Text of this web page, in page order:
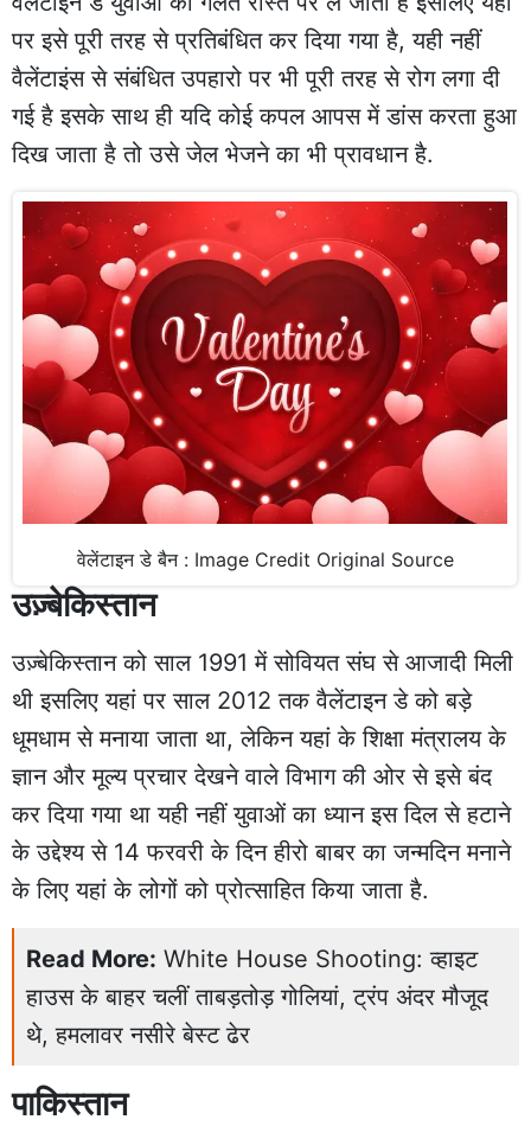
पर इसे पूरी तरह से प्रतिबंधित कर दिया गया है, यही नहीं
वैलेंटाइंस से संबंधित उपहारो पर भी पूरी तरह से रोग लगा दी
गई है इसके साथ ही यदि कोई कपल आपस में डांस करता हुआ
दिख जाता है तो उसे जेल भेजने का भी प्रावधान है.
वेलेंटाइन डे बैन : Image Credit Original Source
उज़्बेकिस्तान
उज़्बेकिस्तान को साल 1991 में सोवियत संघ से आजादी मिली
थी इसलिए यहां पर साल 2012 तक वैलेंटाइन डे को बड़े
धूमधाम से मनाया जाता था, लेकिन यहां के शिक्षा मंत्रालय के
ज्ञान और मूल्य प्रचार देखने वाले विभाग की ओर से इसे बंद
कर दिया गया था यही नहीं युवाओं का ध्यान इस दिल से हटाने
के उद्देश्य से 14 फरवरी के दिन हीरो बाबर का जन्मदिन मनाने
के लिए यहां के लोगों को प्रोत्साहित किया जाता है.
Read More: White House Shooting: व्हाइट
हाउस के बाहर चलीं ताबड़तोड़ गोलियां, ट्रंप अंदर मौजूद
थे, हमलावर नसीरे बेस्ट ढेर
पाकिस्तान